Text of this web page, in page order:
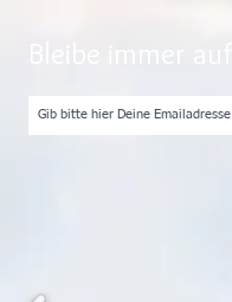
Bleibe immer